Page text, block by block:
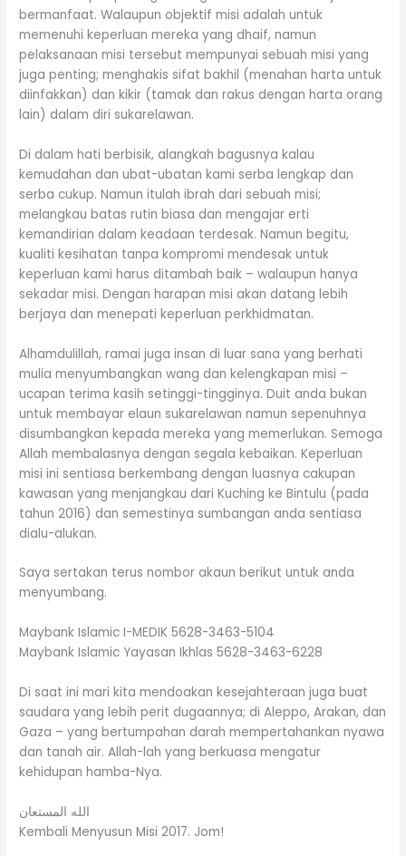
bermanfaat. Walaupun objektif misi adalah untuk
memenuhi keperluan mereka yang dhaif, namun
pelaksanaan misi tersebut mempunyai sebuah misi yang
juga penting; menghakis sifat bakhil (menahan harta untuk
diinfakkan) dan kikir (tamak dan rakus dengan harta orang
lain) dalam diri sukarelawan.
Di dalam hati berbisik, alangkah bagusnya kalau
kemudahan dan ubat-ubatan kami serba lengkap dan
serba cukup. Namun itulah ibrah dari sebuah misi;
melangkau batas rutin biasa dan mengajar erti
kemandirian dalam keadaan terdesak. Namun begitu,
kualiti kesihatan tanpa kompromi mendesak untuk
keperluan kami harus ditambah baik – walaupun hanya
sekadar misi. Dengan harapan misi akan datang lebih
berjaya dan menepati keperluan perkhidmatan.
Alhamdulillah, ramai juga insan di luar sana yang berhati
mulia menyumbangkan wang dan kelengkapan misi –
ucapan terima kasih setinggi-tingginya. Duit anda bukan
untuk membayar elaun sukarelawan namun sepenuhnya
disumbangkan kepada mereka yang memerlukan. Semoga
Allah membalasnya dengan segala kebaikan. Keperluan
misi ini sentiasa berkembang dengan luasnya cakupan
kawasan yang menjangkau dari Kuching ke Bintulu (pada
tahun 2016) dan semestinya sumbangan anda sentiasa
dialu-alukan.
Saya sertakan terus nombor akaun berikut untuk anda
menyumbang.
Maybank Islamic I-MEDIK 5628-3463-5104
Maybank Islamic Yayasan Ikhlas 5628-3463-6228
Di saat ini mari kita mendoakan kesejahteraan juga buat
saudara yang lebih perit dugaannya; di Aleppo, Arakan, dan
Gaza – yang bertumpahan darah mempertahankan nyawa
dan tanah air. Allah-lah yang berkuasa mengatur
kehidupan hamba-Nya.
الله المستعان
Kembali Menyusun Misi 2017. Jom!